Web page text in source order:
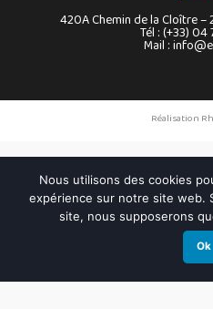
420A Chemin de la Cloître
Tél : (+33) 04
Mail :
Réalisation
Nous utilisons des cookies
expérience sur notre site web.
site, nous supposerons
Ok